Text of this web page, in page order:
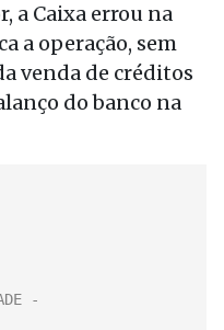
a Caixa errou na
a operação, sem
venda de créditos
do banco na